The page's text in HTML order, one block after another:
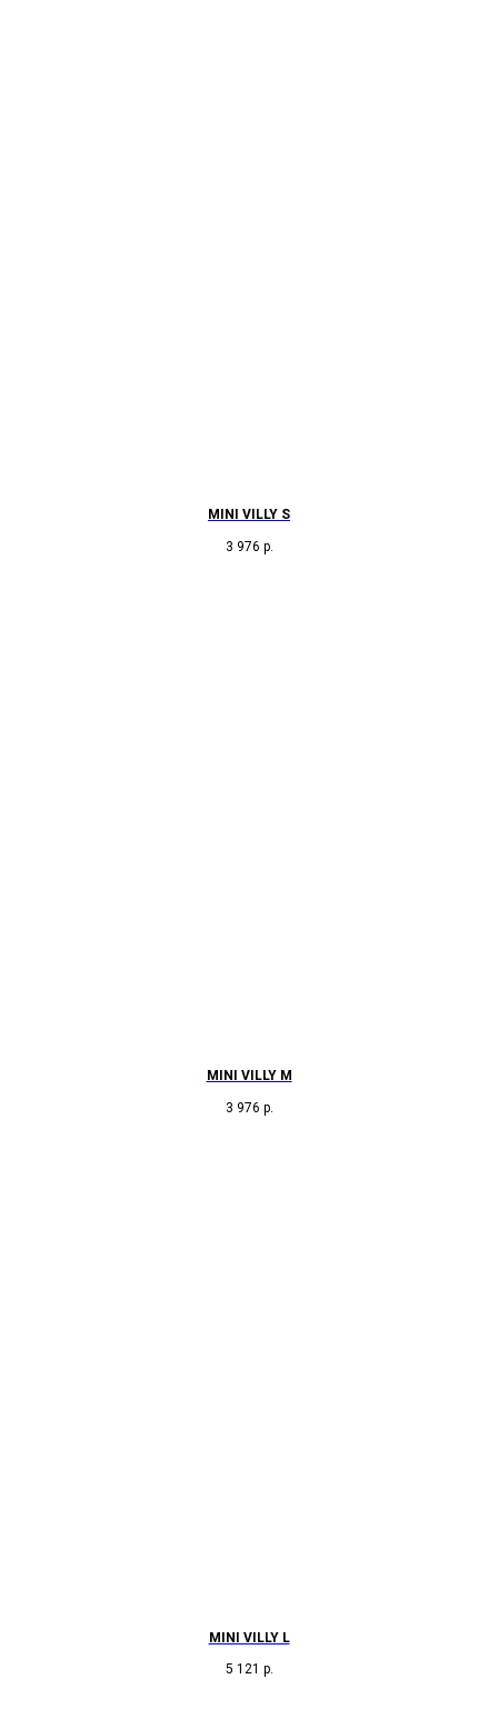
MINI VILLY S
3 976 р.
MINI VILLY M
3 976 р.
MINI VILLY L
5 121 р.